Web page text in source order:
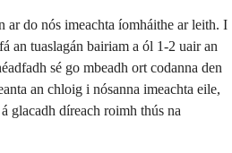
ar do nós imeachta íomháithe ar leith. I
an tuaslagán bairiam a ól 1-2 uair an
sé go mbeadh ort codanna den
an chloig i nósanna imeachta eile,
glacadh díreach roimh thús na